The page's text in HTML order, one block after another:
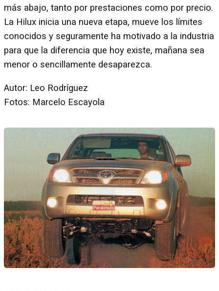
más abajo, tanto por prestaciones como por precio.
La Hilux inicia una nueva etapa, mueve los límites
conocidos y seguramente ha motivado a la industria
para que la diferencia que hoy existe, mañana sea
menor o sencillamente desaparezca.
Autor: Leo Rodríguez
Fotos: Marcelo Escayola